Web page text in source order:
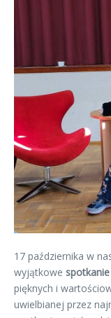
17 października w
wyjątkowe
pięknych i
uwielbianej przez